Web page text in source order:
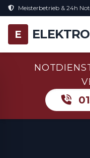
Meisterbetrieb & 24h
E ELEKTRO